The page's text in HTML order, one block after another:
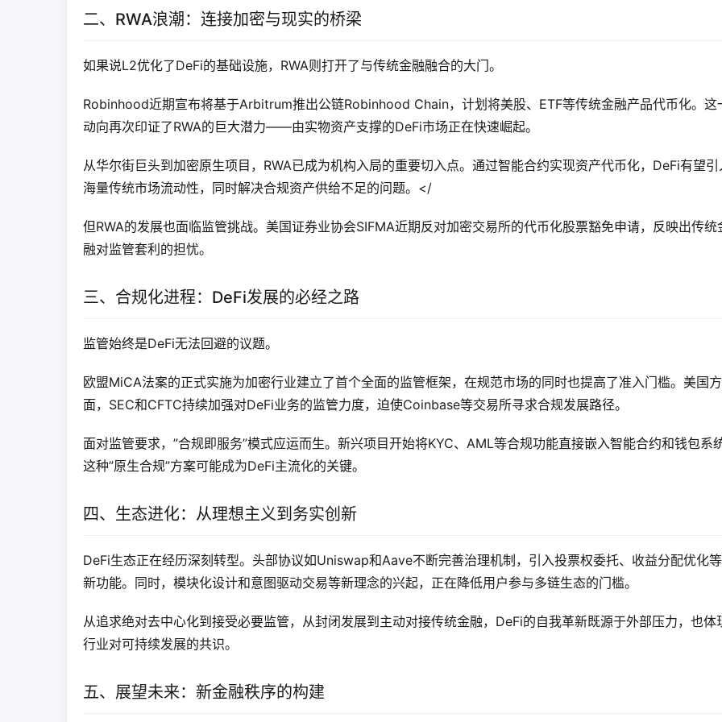
二、RWA浪潮：连接加密与现实的桥梁
如果说L2优化了DeFi的基础设施，RWA则打开了与传统金融融合的大门。
Robinhood近期宣布将基于Arbitrum推出公链Robinhood Chain，计划将美股、ETF等传统金融产品代币化。这
动向再次印证了RWA的巨大潜力——由实物资产支撑的DeFi市场正在快速崛起。
从华尔街巨头到加密原生项目，RWA已成为机构入局的重要切入点。通过智能合约实现资产代币化，DeFi有望引
海量传统市场流动性，同时解决合规资产供给不足的问题。</
但RWA的发展也面临监管挑战。美国证券业协会SIFMA近期反对加密交易所的代币化股票豁免申请，反映出传统
融对监管套利的担忧。
三、合规化进程：DeFi发展的必经之路
监管始终是DeFi无法回避的议题。
欧盟MiCA法案的正式实施为加密行业建立了首个全面的监管框架，在规范市场的同时也提高了准入门槛。美国方
面，SEC和CFTC持续加强对DeFi业务的监管力度，迫使Coinbase等交易所寻求合规发展路径。
面对监管要求，”合规即服务”模式应运而生。新兴项目开始将KYC、AML等合规功能直接嵌入智能合约和钱包系统
这种”原生合规”方案可能成为DeFi主流化的关键。
四、生态进化：从理想主义到务实创新
DeFi生态正在经历深刻转型。头部协议如Uniswap和Aave不断完善治理机制，引入投票权委托、收益分配优化等
新功能。同时，模块化设计和意图驱动交易等新理念的兴起，正在降低用户参与多链生态的门槛。
从追求绝对去中心化到接受必要监管，从封闭发展到主动对接传统金融，DeFi的自我革新既源于外部压力，也体
行业对可持续发展的共识。
五、展望未来：新金融秩序的构建